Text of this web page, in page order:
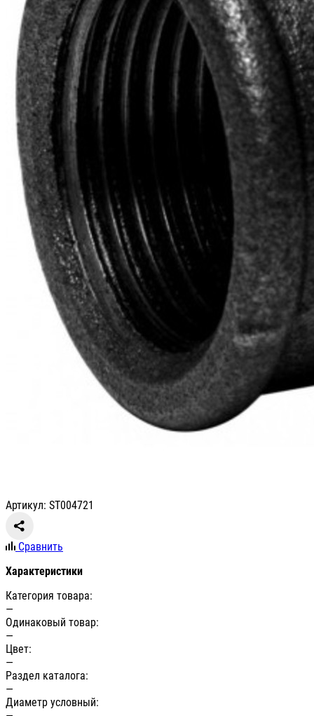
Артикул: ST004721
Сравнить
Характеристики
Категория товара:
—
Одинаковый товар:
—
Цвет:
—
Раздел каталога:
—
Диаметр условный: